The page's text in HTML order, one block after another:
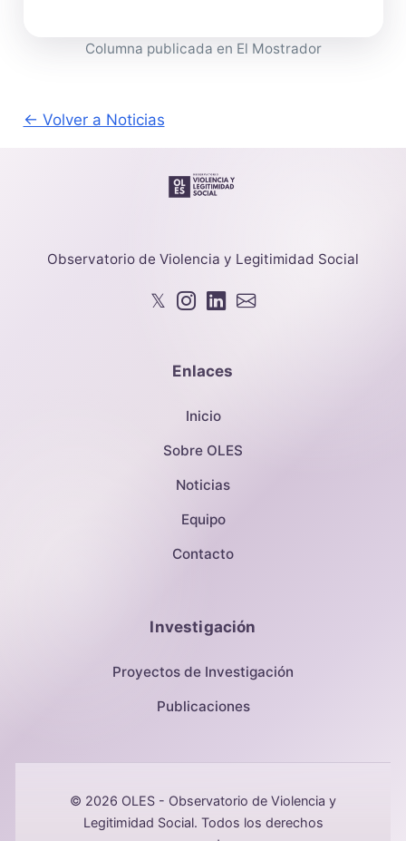
Columna publicada en El Mostrador
← Volver a Noticias
Observatorio de Violencia y Legitimidad Social
𝕏
Enlaces
Inicio
Sobre OLES
Noticias
Equipo
Contacto
Investigación
Proyectos de Investigación
Publicaciones
© 2026 OLES - Observatorio de Violencia y
Legitimidad Social. Todos los derechos